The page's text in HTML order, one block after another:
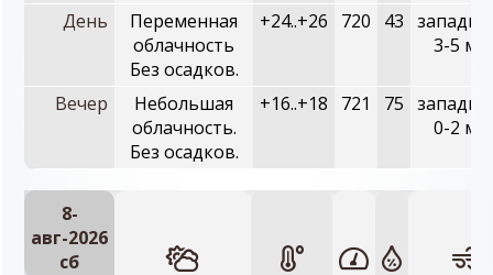
День
Переменная
облачность
Без осадков.
+24..+26 720 43
3-5 м/с
Вечер
Небольшая
облачность.
Без осадков.
+16..+18 721 75
0-2 м/с
8-
авг-2026
сб